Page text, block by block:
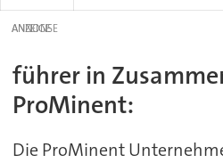
ANZEIGE
führer in
ProMinent:
Die ProMinent